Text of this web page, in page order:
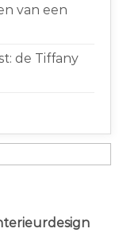
van een
de Tiffany